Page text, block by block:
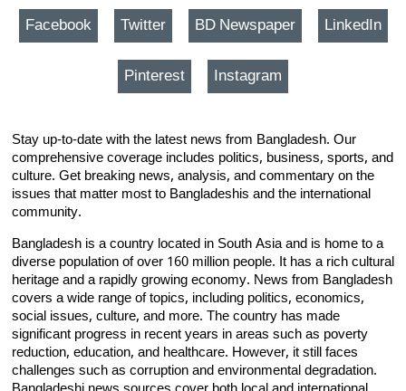
Facebook Twitter BD Newspaper LinkedIn
Pinterest Instagram
Stay up-to-date with the latest news from Bangladesh. Our
comprehensive coverage includes politics, business, sports, and
culture. Get breaking news, analysis, and commentary on the
issues that matter most to Bangladeshis and the international
community.
Bangladesh is a country located in South Asia and is home to a
diverse population of over 160 million people. It has a rich cultural
heritage and a rapidly growing economy. News from Bangladesh
covers a wide range of topics, including politics, economics,
social issues, culture, and more. The country has made
significant progress in recent years in areas such as poverty
reduction, education, and healthcare. However, it still faces
challenges such as corruption and environmental degradation.